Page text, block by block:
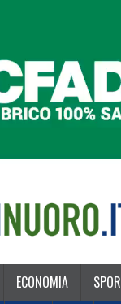
ECONOMIA